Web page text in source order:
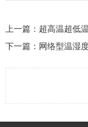
上一篇： 超高温超低
下一篇： 网络型温湿